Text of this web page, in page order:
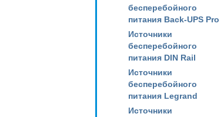
бесперебойного
питания Back-UPS Pro
Источники
бесперебойного
питания DIN Rail
Источники
бесперебойного
питания Legrand
Источники